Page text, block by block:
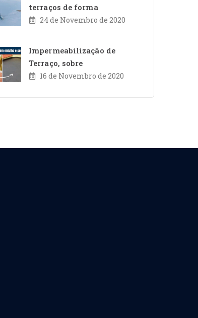
terraços de forma
24 de Novembro de 2020
Impermeabilização de
Terraço, sobre
16 de Novembro de 2020